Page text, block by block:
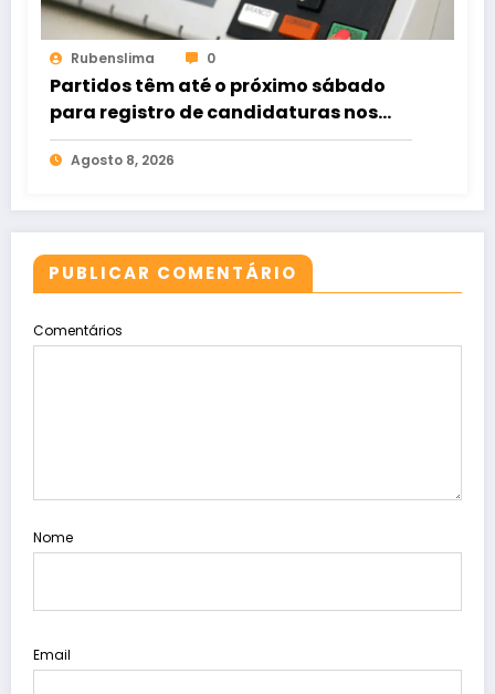
Rubenslima 0
Partidos têm até o próximo sábado
para registro de candidaturas nos
tribunais
Agosto 8, 2026
PUBLICAR COMENTÁRIO
Comentários
Nome
Email